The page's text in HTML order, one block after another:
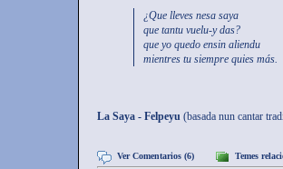
¿Que lleves nesa saya
que tantu vuelu-y das?
que yo quedo ensin aliendu
mientres tu siempre quies más.
La Saya - Felpeyu (basada nun cantar
Ver Comentarios (6) Temes